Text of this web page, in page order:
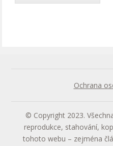
Ochrana
© Copyright 2023.
reprodukce, stahování,
tohoto webu – zejména